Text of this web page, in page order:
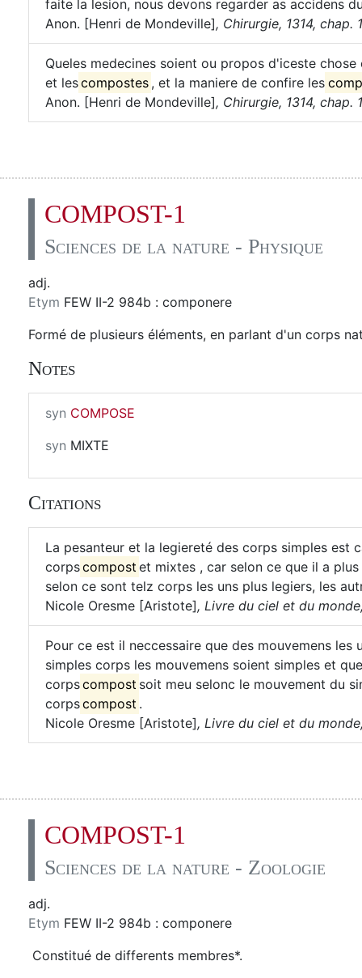
faite la lesion, nous devons regarder as accidens
Anon. [Henri de Mondeville], Chirurgie, 1314, chap.
Queles medecines soient ou propos d'iceste
et lescompostes , et la maniere de confire les
Anon. [Henri de Mondeville], Chirurgie, 1314, chap.
COMPOST-1
Sciences de la nature - Physique
adj.
Etym FEW II-2 984b : componere
Formé de plusieurs éléments, en parlant d'un corps
Notes
syn COMPOSE
syn MIXTE
Citations
La pesanteur et la legiereté des corps simples est
corpscompost et mixtes , car selon ce que il a
selon ce sont telz corps les uns plus legiers, les
Nicole Oresme [Aristote], Livre du ciel et du
Pour ce est il neccessaire que des mouvemens
simples corps les mouvemens soient simples et
corpscompost soit meu selonc le mouvement du
corpscompost .
Nicole Oresme [Aristote], Livre du ciel et du
COMPOST-1
Sciences de la nature - Zoologie
adj.
Etym FEW II-2 984b : componere
Constitué de differents membres*.